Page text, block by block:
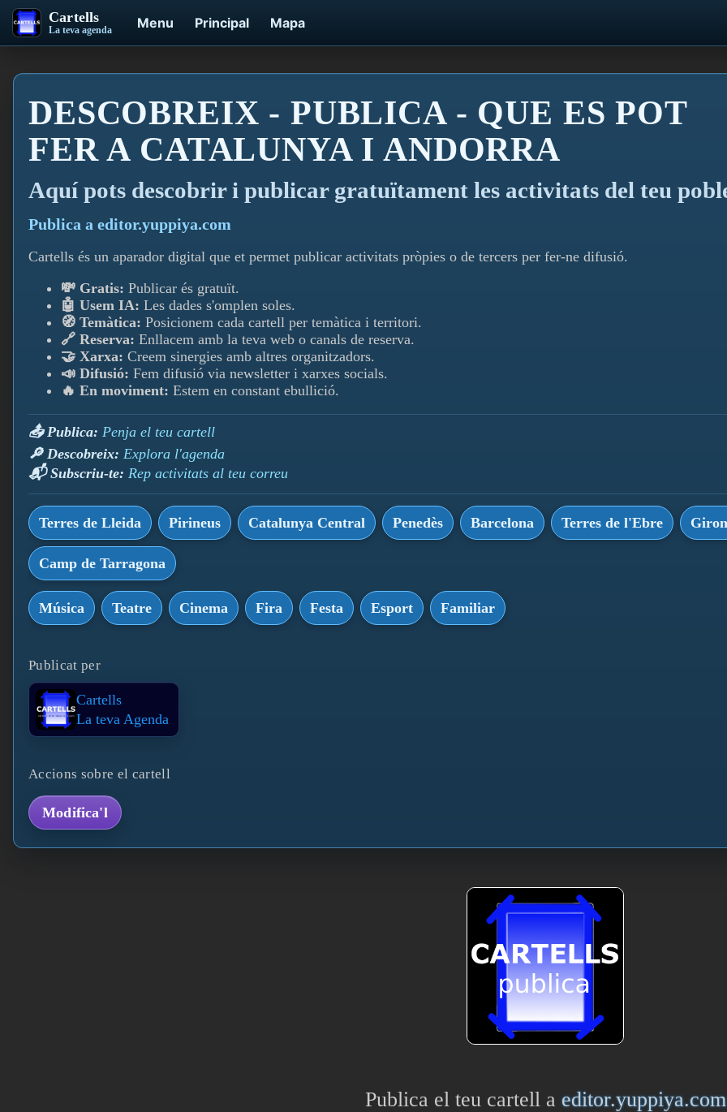
Cartells
La teva agenda Menu Principal Mapa
DESCOBREIX - PUBLICA - QUE ES POT
FER A CATALUNYA I ANDORRA
Aquí­ pots descobrir i publicar gratuïtament les activitats del teu
Publica a editor.yuppiya.com
Cartells és un aparador digital que et permet publicar activitats pròpies o de tercers per fer-ne difusió.
💸 Gratis: Publicar és gratuït.
🤖 Usem IA: Les dades s'omplen soles.
🧭 Temàtica: Posicionem cada cartell per temàtica i territori.
🔗 Reserva: Enllacem amb la teva web o canals de reserva.
🤝 Xarxa: Creem sinergies amb altres organitzadors.
📣 Difusió: Fem difusió via newsletter i xarxes socials.
🔥 En moviment: Estem en constant ebullició.
📤 Publica: Penja el teu cartell
🔎 Descobreix: Explora l'agenda
📬 Subscriu-te: Rep activitats al teu correu
Terres de Lleida Pirineus Catalunya Central Penedès Barcelona Terres de l'Ebre
Camp de Tarragona
Música Teatre Cinema Fira Festa Esport Familiar
Publicat per
Cartells
La teva Agenda
Accions sobre el cartell
Modifica'l
Publica el teu cartell aeditor.yuppiya.com